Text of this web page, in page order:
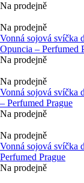
Na prodejně
Na prodejně
Vonná sojová svíčka
Opuncia – Perfumed
Na prodejně
Na prodejně
Vonná sojová svíčka
– Perfumed Prague
Na prodejně
Na prodejně
Vonná sojová svíčka
Perfumed Prague
Na prodejně